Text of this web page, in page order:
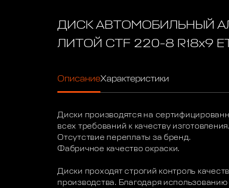
ДИСК АВТОМОБИЛЬНЫЙ
ЛИТОЙ CTF 220-8 R18х9
ОписаниеХарактеристики
Диски производятся на
всех требований к качеству изготовления.
Отсутствие переплаты за бренд.
Фабричное качество окраски.
Диски проходят строгий контроль
производства. Благодаря